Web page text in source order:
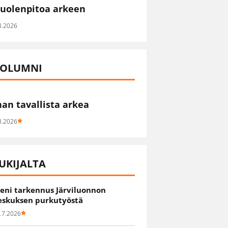
arkeen
tavallista arkea
tarkennus Järviluonnon
purkutyöstä